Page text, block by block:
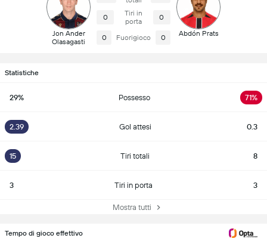
Jon Ander
Olasagasti
0
Tiri in
porta
0
0 Fuorigioco 0 Abdón Prats
Statistiche
29% Possesso 71%
2.39 Gol attesi 0.3
15 Tiri totali 8
3 Tiri in porta 3
Mostra tutti
Tempo di gioco effettivo